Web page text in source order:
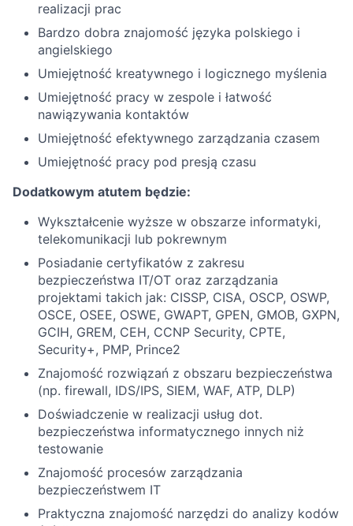
realizacji prac
Bardzo dobra znajomość języka polskiego i
angielskiego
Umiejętność kreatywnego i logicznego myślenia
Umiejętność pracy w zespole i łatwość
nawiązywania kontaktów
Umiejętność efektywnego zarządzania czasem
Umiejętność pracy pod presją czasu
Dodatkowym atutem będzie:
Wykształcenie wyższe w obszarze informatyki,
telekomunikacji lub pokrewnym
Posiadanie certyfikatów z zakresu
bezpieczeństwa IT/OT oraz zarządzania
projektami takich jak: CISSP, CISA, OSCP, OSWP,
OSCE, OSEE, OSWE, GWAPT, GPEN, GMOB, GXPN,
GCIH, GREM, CEH, CCNP Security, CPTE,
Security+, PMP, Prince2
Znajomość rozwiązań z obszaru bezpieczeństwa
(np. firewall, IDS/IPS, SIEM, WAF, ATP, DLP)
Doświadczenie w realizacji usług dot.
bezpieczeństwa informatycznego innych niż
testowanie
Znajomość procesów zarządzania
bezpieczeństwem IT
Praktyczna znajomość narzędzi do analizy kodów